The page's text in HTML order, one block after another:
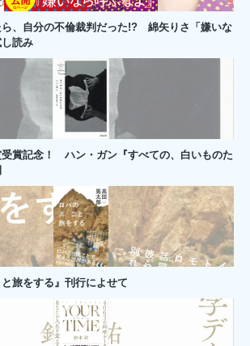
ら、自分の不倫裁判だった!? 綿矢りさ「嫌いな
読み
受賞記念！ ハン・ガン『すべての、白いものた
と旅をする』刊行によせて